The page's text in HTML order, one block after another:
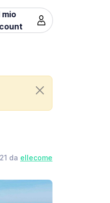
mio
da ellecome